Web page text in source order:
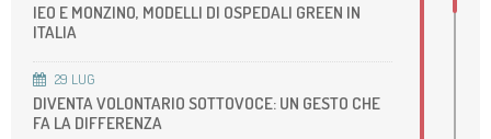
IEO E MONZINO, MODELLI DI OSPEDALI GREEN IN
ITALIA
29 LUG
DIVENTA VOLONTARIO SOTTOVOCE: UN GESTO CHE
FA LA DIFFERENZA